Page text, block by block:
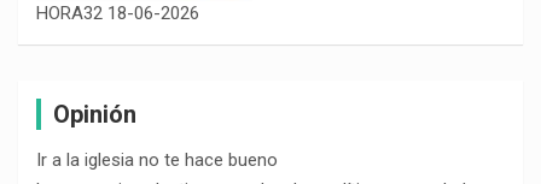
HORA32 18-06-2026
Opinión
Ir a la iglesia no te hace bueno